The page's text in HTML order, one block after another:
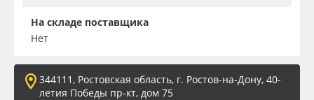
На складе поставщика
Нет
344111, Ростовская область, г. Ростов-на-Дону, 40-
летия Победы пр-кт, дом 75